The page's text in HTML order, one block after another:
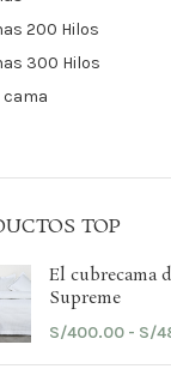
200 Hilos
300 Hilos
cama
TOP
El cubrecama
Supreme
S/400.00 - S/